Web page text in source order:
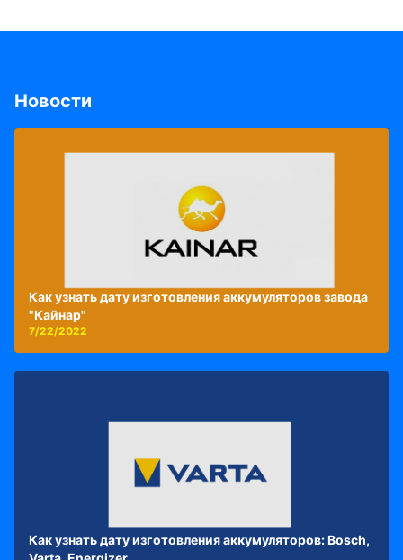
Новости
Как узнать дату изготовления аккумуляторов завода
"Кайнар"
7/22/2022
Как узнать дату изготовления аккумуляторов: Bosch,